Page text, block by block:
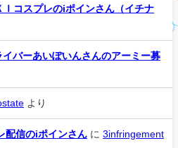
コスプレのiポインさん（イチナ
バーあいぽいんさんのアーミー募
より
配信のiポインさん に 3infringement